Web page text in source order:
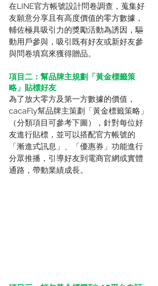
在LINE官方帳號設計問卷調查，蒐集好
友願意分享且有高度價值的零方數據，
輔佐極具吸引力的獎勵活動為誘因，驅
動用戶參與，吸引既有好友或新好友參
與問卷填寫來獲得贈品。
項目二：幫品牌主規劃「黃金標籤策
略」貼標好友
為了放大零方及第一方數據的價值，
cacaFly幫品牌主策劃「黃金標籤策略」
（分類項目可參考下圖），針對每位好
友進行貼標，並可以搭配官方帳號的
「漸進式訊息」、「優惠券」功能進行
分眾推播，引導好友到電商官網或實體
通路，帶動業績成長。